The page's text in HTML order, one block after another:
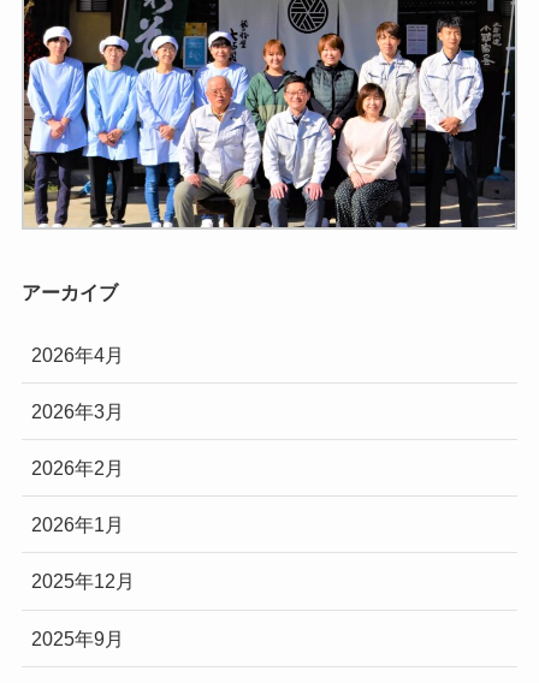
アーカイブ
2026年4月
2026年3月
2026年2月
2026年1月
2025年12月
2025年9月